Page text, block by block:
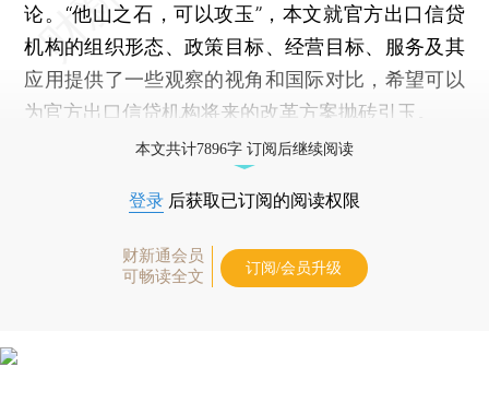
论。“他山之石，可以攻玉”，本文就官方出口信贷
机构的组织形态、政策目标、经营目标、服务及其
应用提供了一些观察的视角和国际对比，希望可以
为官方出口信贷机构将来的改革方案抛砖引玉。
本文共计7896字 订阅后继续阅读
登录 后获取已订阅的阅读权限
财新通会员
可畅读全文
订阅/会员升级